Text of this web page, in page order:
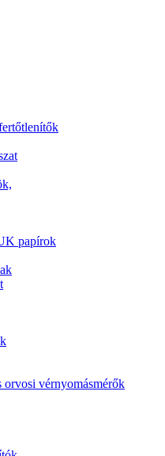
papírok
orvosi vérnyomásmérők